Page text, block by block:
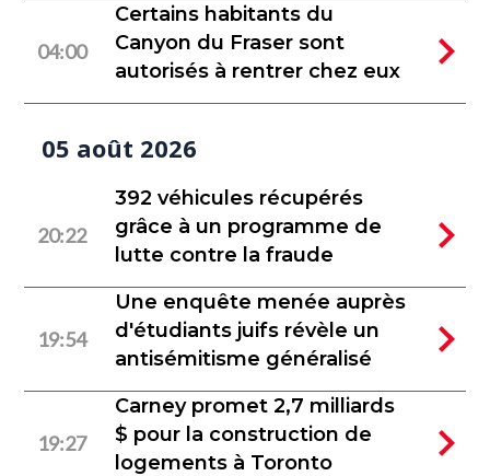
04:00
Certains habitants du
Canyon du Fraser sont
autorisés à rentrer chez eux
05 août 2026
20:22
392 véhicules récupérés
grâce à un programme de
lutte contre la fraude
19:54
Une enquête menée auprès
d'étudiants juifs révèle un
antisémitisme généralisé
19:27
Carney promet 2,7 milliards
$ pour la construction de
logements à Toronto